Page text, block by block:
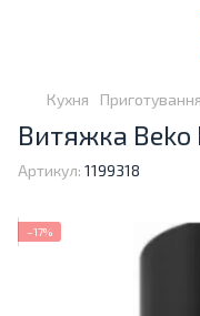
Кухня Приготування
Витяжка Beko
Артикул: 1199318
−17%